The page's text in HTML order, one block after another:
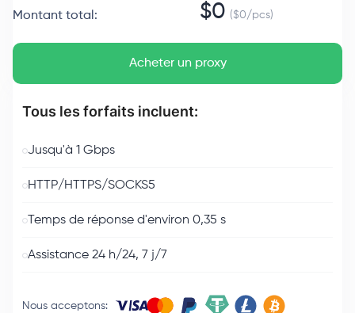
Montant total : $0 ($0/pcs)
Acheter un proxy
Tous les forfaits incluent:
Jusqu'à 1 Gbps
HTTP/HTTPS/SOCKS5
Temps de réponse d'environ 0,35 s
Assistance 24 h/24, 7 j/7
Nous acceptons: